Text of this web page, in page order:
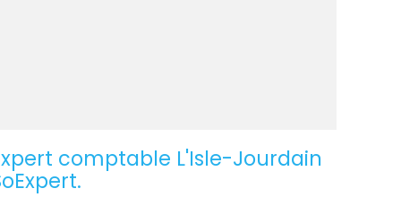
comptable L'Isle-Jourdain